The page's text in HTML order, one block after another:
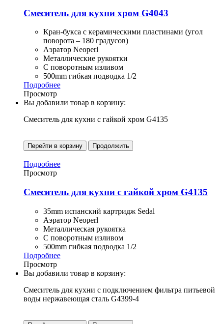
Смеситель для кухни хром G4043
Кран-букса с керамическими пластинами (угол
поворота – 180 градусов)
Аэратор Neoperl
Металлические рукоятки
С поворотным изливом
500mm гибкая подводка 1/2
Подробнее
Просмотр
Вы добавили товар в корзину:
Смеситель для кухни с гайкой хром G4135
Перейти в корзину Продолжить
Подробнее
Просмотр
Смеситель для кухни с гайкой хром G4135
35mm испанский картридж Sedal
Аэратор Neoperl
Металлическая рукоятка
С поворотным изливом
500mm гибкая подводка 1/2
Подробнее
Просмотр
Вы добавили товар в корзину:
Смеситель для кухни с подключением фильтра питьевой
воды нержавеющая сталь G4399-4